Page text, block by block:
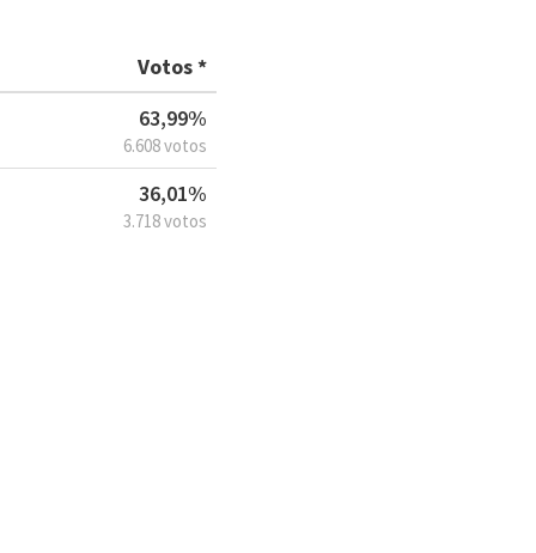
Votos *
63,99%
6.608 votos
36,01%
3.718 votos